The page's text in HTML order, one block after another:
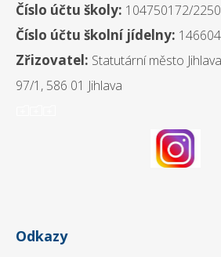
Číslo účtu školy: 104750172/2250
Číslo účtu školní jídelny:
Zřizovatel: Statutární město
97/1, 586 01 Jihlava
Odkazy